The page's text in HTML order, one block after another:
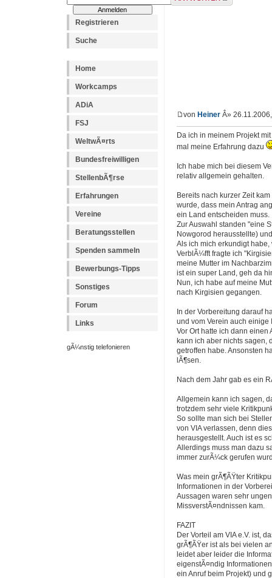
Registrieren
Suche
Home
Workcamps
ADiA
FSJ
WeltwÃ¤rts
Bundesfreiwilligen
StellenbÃ¶rse
Erfahrungen
Vereine
Beratungsstellen
Spenden sammeln
Bewerbungs-Tipps
Sonstiges
Forum
Links
gÃ¼nstig telefonieren
von Heiner Â»
Da ich in meinem Projekt
mal meine Erfahrung dazu
Ich habe mich bei diesem
relativ allgemein gehalten.
Bereits nach kurzer Zeit
wurde, dass mein Antrag
ein Land entscheiden muss.
Zur Auswahl standen "eine
Nowgorod herausstellte)
Als ich mich erkundigt habe,
VerblÃ¼fft fragte ich
meine Mutter im
ist ein super Land, geh da
Nun, ich habe auf meine
nach Kirgisien gegangen.
In der Vorbereitung darauf
und vom Verein auch einige
Vor Ort hatte ich dann
kann ich aber nichts sagen,
getroffen habe. Ansonsten
lÃ¶sen.
Nach dem Jahr gab es ein
Allgemein kann ich sagen,
trotzdem sehr viele
So sollte man sich bei
von VIA verlassen, denn
herausgestellt. Auch ist es
Allerdings muss man dazu
immer zurÃ¼ck gerufen
Was mein grÃ¶ÃŸter
Informationen in der
Aussagen waren sehr
MissverstÃ¤ndnissen kam.
FAZIT
Der Vorteil am VIA e.V. ist,
grÃ¶ÃŸer ist als bei vielen
leidet aber leider die
eigenstÃ¤ndig
ein Anruf beim Projekt) und